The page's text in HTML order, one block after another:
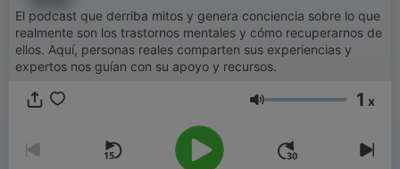
El podcast que derriba mitos y genera conciencia sobre lo que
realmente son los trastornos mentales y cómo recuperarnos de
ellos. Aquí, personas reales comparten sus experiencias y
expertos nos guían con su apoyo y recursos.
Lydstyrke 1 x